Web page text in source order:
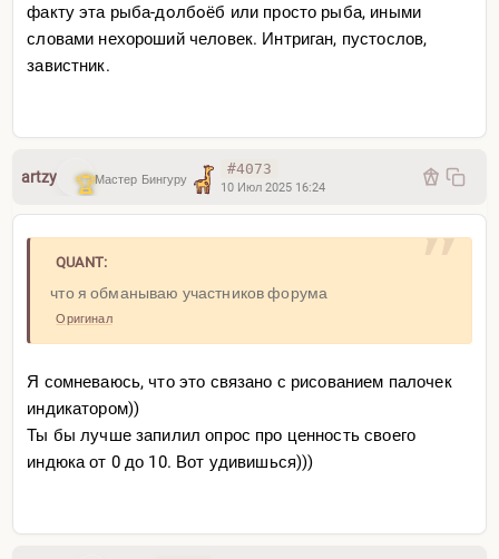
факту эта рыба-дoлбoёб или просто рыба, иными
словами нехороший человек. Интриган, пустослов,
завистник.
artzy Мастер Бингуру
#4073
10 Июл 2025 16:24
QUANT:
что я обманываю участников форума
Оригинал
Я сомневаюсь, что это связано с рисованием палочек
индикатором))
Ты бы лучше запилил опрос про ценность своего
индюка от 0 до 10. Вот удивишься)))